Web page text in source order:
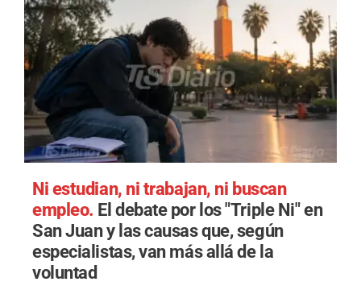
Ni estudian, ni trabajan, ni buscan
empleo. El debate por los "Triple Ni" en
San Juan y las causas que, según
especialistas, van más allá de la
voluntad